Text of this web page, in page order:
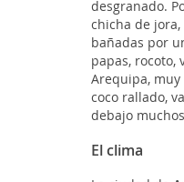
desgranado.
chicha de
bañadas por
papas,
Arequipa,
coco rallado,
debajo
El clima